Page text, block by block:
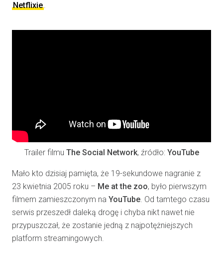
Netflixie.
Trailer filmu The Social Network, źródło: YouTube
Mało kto dzisiaj pamięta, że 19-sekundowe nagranie z
23 kwietnia 2005 roku – Me at the zoo, było pierwszym
filmem zamieszczonym na YouTube. Od tamtego czasu
serwis przeszedł daleką drogę i chyba nikt nawet nie
przypuszczał, że zostanie jedną z najpotężniejszych
platform streamingowych.